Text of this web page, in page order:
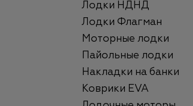
Лодки НДНД
Лодки Флагман
Моторные лодки
Пайольные лодки
Накладки на банки
Коврики EVA